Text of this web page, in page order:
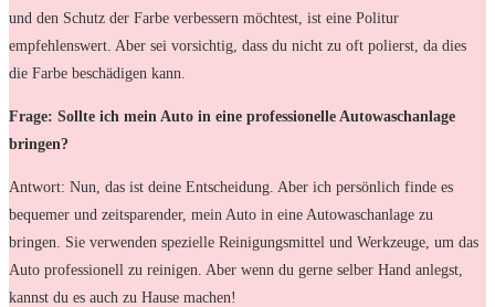
und den Schutz der Farbe verbessern möchtest, ist eine Politur
empfehlenswert. Aber sei vorsichtig, dass du nicht zu oft polierst, da dies
die Farbe beschädigen kann.
Frage: Sollte ich mein Auto in eine professionelle Autowaschanlage
bringen?
Antwort: Nun, das ist deine Entscheidung. Aber ich persönlich finde es
bequemer und zeitsparender, mein Auto in eine Autowaschanlage zu
bringen. Sie verwenden spezielle Reinigungsmittel und Werkzeuge, um das
Auto professionell zu reinigen. Aber wenn du gerne selber Hand anlegst,
kannst du es auch zu Hause machen!